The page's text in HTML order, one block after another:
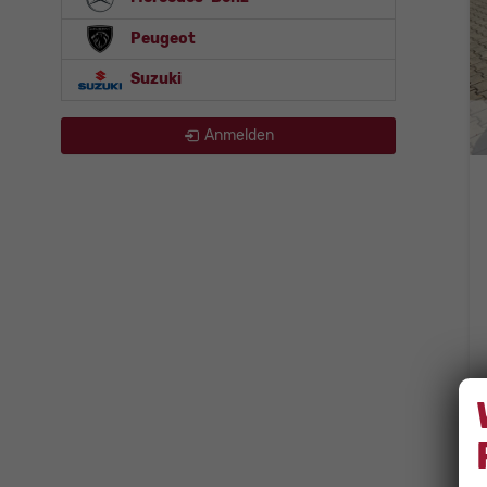
Peugeot
Suzuki
Anmelden